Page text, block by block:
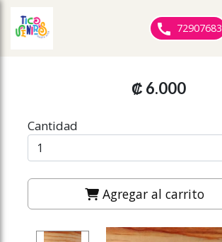
slideout menu. 72907683
₡ 6.000
Cantidad
Agregar al carrito